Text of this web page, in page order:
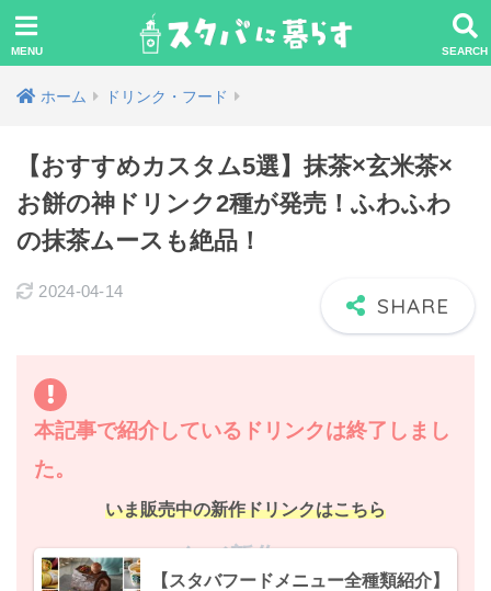
ホーム ドリンク・フード
【おすすめカスタム5選】抹茶×玄米茶×
お餅の神ドリンク2種が発売！ふわふわ
の抹茶ムースも絶品！
2024-04-14
本記事で紹介しているドリンクは終了しまし
た。
いま販売中の新作ドリンクはこちら
スタバ新作2024
【スタバフードメニュー全種類紹介】